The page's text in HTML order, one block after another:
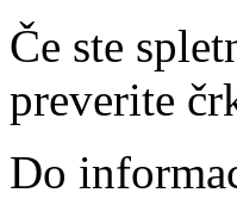
Če ste
preverite
Do